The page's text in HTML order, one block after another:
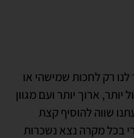
רק לחכות שמישהי או
ארוך יותר ועם מגוון
שווה להוסיף קצת
בכל מקרה נצא נשכרות